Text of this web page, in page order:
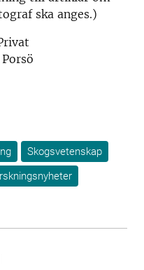
ska anges.)
Skogsvetenskap